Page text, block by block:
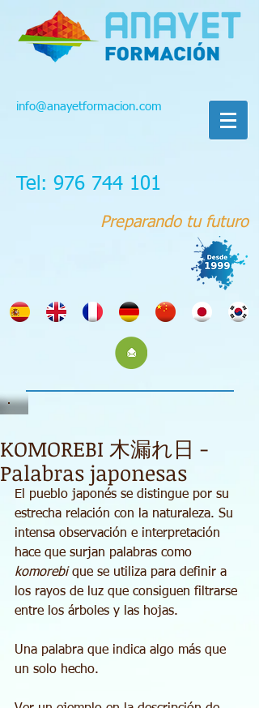
info@anayetformacion.com
Tel: 976 744 101
Preparando tu futuro
KOMOREBI 木漏れ日 -
Palabras japonesas
El pueblo japonés se distingue por su
estrecha relación con la naturaleza. Su
intensa observación e interpretación
hace que surjan palabras como
komorebi que se utiliza para definir a
los rayos de luz que consiguen filtrarse
entre los árboles y las hojas.
Una palabra que indica algo más que
un solo hecho.